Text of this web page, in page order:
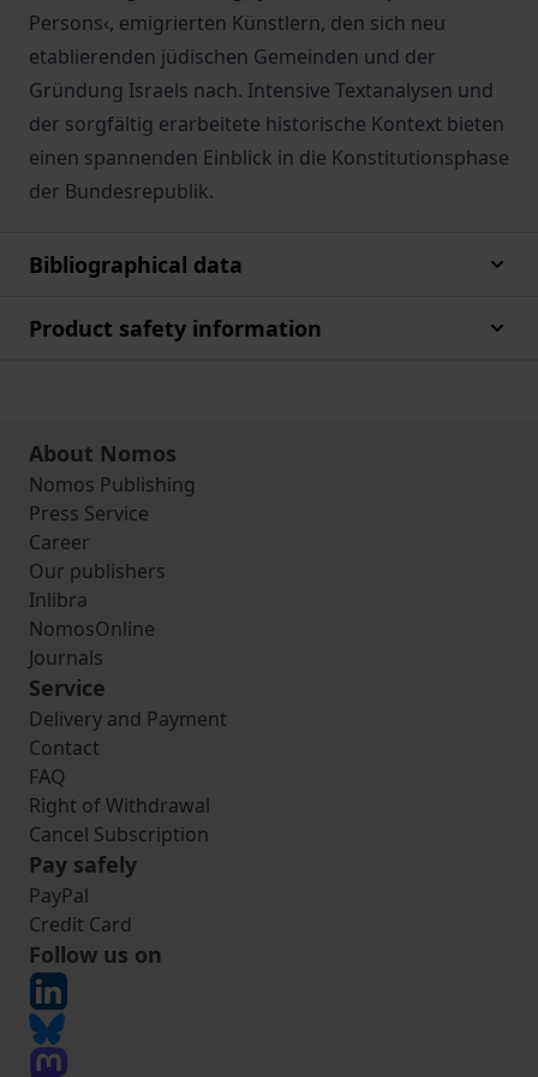
Persons‹, emigrierten Künstlern, den sich neu
etablierenden jüdischen Gemeinden und der
Gründung Israels nach. Intensive Textanalysen und
der sorgfältig erarbeitete historische Kontext bieten
einen spannenden Einblick in die Konstitutionsphase
der Bundesrepublik.
Bibliographical data
Product safety information
About Nomos
Nomos Publishing
Press Service
Career
Our publishers
Inlibra
NomosOnline
Journals
Service
Delivery and Payment
Contact
FAQ
Right of Withdrawal
Cancel Subscription
Pay safely
PayPal
Credit Card
Follow us on